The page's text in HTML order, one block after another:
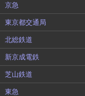
京急
東京都交通局
北総鉄道
新京成電鉄
芝山鉄道
東急